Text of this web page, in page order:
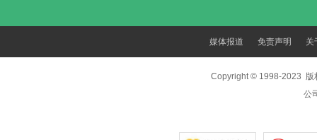
媒体报道 免责声明 关
Copyright © 1998-2023
公